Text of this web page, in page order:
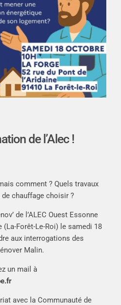
de l’Alec !
comment ? Quels travaux
chauffage choisir ?
de l’ALEC Ouest Essonne
Forêt-Le-Roi) le samedi 18
aux interrogations des
Malin.
un mail à
avec la Communauté de